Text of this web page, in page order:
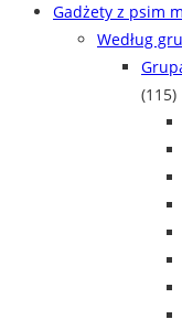
Gadżety z psim
Według
(115)